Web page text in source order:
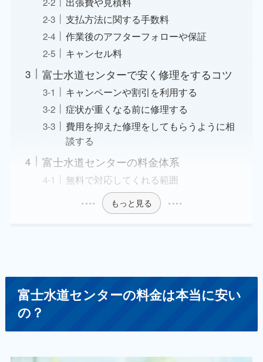
支払方法に関する手数料
作業後のアフターフォローや保証
キャンセル料
富士水道センターで安く修理をするコツ
キャンペーンや割引を利用する
症状が重くなる前に修理する
費用を抑えた修理をしてもらうように相
談する
富士水道センターの料金体系
無料で対応してくれる範囲
もっと見る
富士水道センターの料金は本当に安い
の？